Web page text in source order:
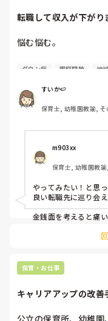
転職して収入が下がり
悩む悩む。
転職をして収入が下が
前職
残業未払、持ち帰りあ
転職先
子育て支援センター
くなし、担任業務な
転職直後は年収306万
どちらも基本給とボ
ただ、ついてくる手当
よりも月給が3.9万ダ
仕事量的には恐らく
ますが県内でのお仕事
くる保育園に移ること
ありなのかなとも思い
ダウン症 園庭開放 地
すいか🍉
保育士, 幼稚園教諭, そ
m903xx
保育士, 幼稚園教
やってみたい！と思
良い転職先に巡り会
金銭面を考えると痛
心の余裕と時間は、
保育・お仕事
キャリアアップの改